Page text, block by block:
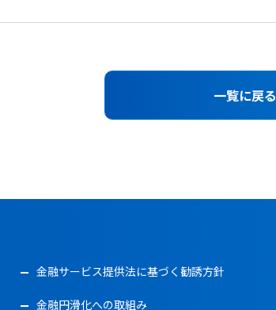
一覧に戻る
金融サービス提供法に基づく勧誘方針
金融円滑化への取組み